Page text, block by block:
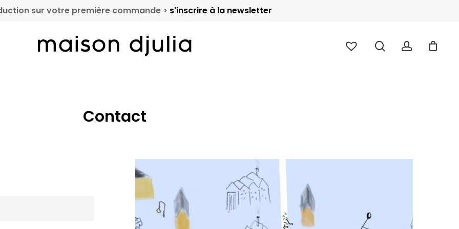
sur votre première commande > s'inscrire à la newsletter
searchaccount
Contact